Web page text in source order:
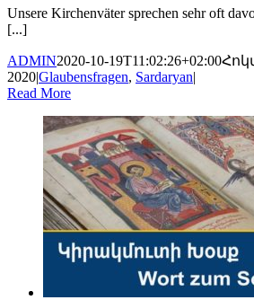
Unsere Kirchenväter sprechen sehr oft
[...]
ADMIN2020-10-19T11:02:26+02:00
2020|Glaubensfragen, Sardaryan|
Read More